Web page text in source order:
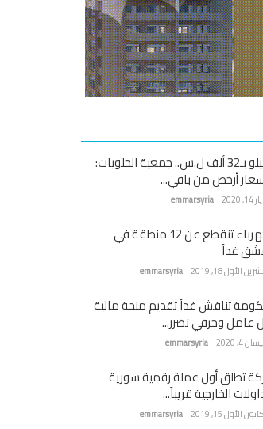
الكيلو بـ32 ألف ل.س.. جمعية الحلويات:
أرخص من باقي...
emmarsyria ايار 14, 2020
الكهرباء تنقطع عن 12 منطقة في
غداً
emmarsyria الأول 18, 2019
تناقش غداً تقديم منحة مالية
عامل وحرفي تضرر...
emmarsyria نيسان 4, 2020
تطلق أول عملة رقمية سورية
الخارجية قريباً...
emmarsyria كانون الأول 15, 2019